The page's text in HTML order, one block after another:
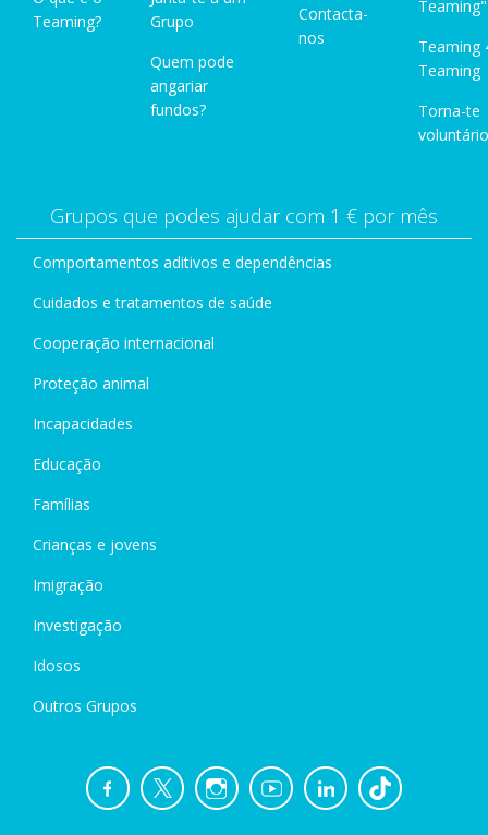
Teaming?
Grupo
Quem pode
angariar
fundos?
Contacta-
nos
Teaming"
Teaming
Teaming
Torna-te
Grupos que podes ajudar com 1 € por mês
Comportamentos aditivos e dependências
Cuidados e tratamentos de saúde
Cooperação internacional
Proteção animal
Incapacidades
Educação
Famílias
Crianças e jovens
Imigração
Investigação
Idosos
Outros Grupos